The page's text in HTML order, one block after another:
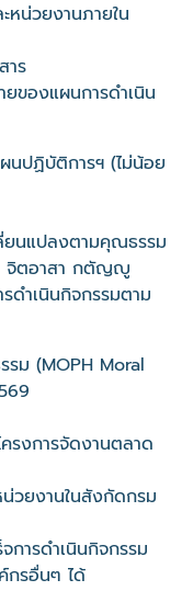
หน่วยงานภายใน
าร
ยของแผนการดำเนิน
นปฏิบัติการฯ (ไม่น้อย
ยนแปลงตามคุณธรรม
จิตอาสา กตัญญู
ดำเนินกิจกรรมตาม
รม (MOPH Moral
รงการจัดงานตลาด
วยงานในสังกัดกรม
การดำเนินกิจกรรม
กรอื่นๆ ได้